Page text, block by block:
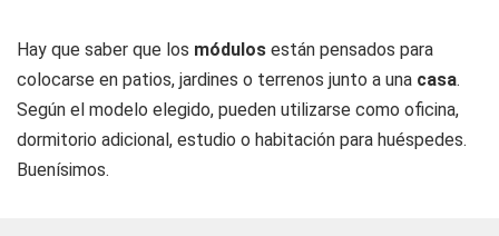
Hay que saber que los módulos están pensados para
colocarse en patios, jardines o terrenos junto a una casa.
Según el modelo elegido, pueden utilizarse como oficina,
dormitorio adicional, estudio o habitación para huéspedes.
Buenísimos.